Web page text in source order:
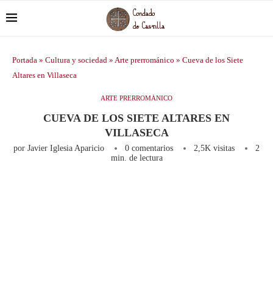
Portada » Cultura y sociedad » Arte prerrománico » Cueva de los Siete
Altares en Villaseca
ARTE PRERROMÁNICO
CUEVA DE LOS SIETE ALTARES EN
VILLASECA
por Javier Iglesia Aparicio 0 comentarios 2,5K visitas
2
min. de lectura